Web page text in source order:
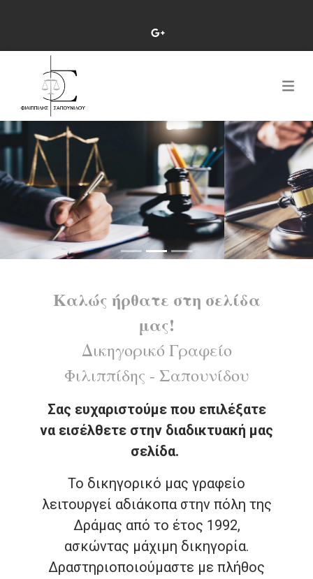
Καλώς ήρθατε στη σελίδα
μας!
Δικηγορικό Γραφείο
Φιλιππίδης - Σαπουνίδου
Σας ευχαριστούμε που επιλέξατε
να εισέλθετε στην διαδικτυακή μας
σελίδα.
Το δικηγορικό μας γραφείο
λειτουργεί αδιάκοπα στην πόλη της
Δράμας από το έτος 1992,
ασκώντας μάχιμη δικηγορία.
Δραστηριοποιούμαστε με πλήθος